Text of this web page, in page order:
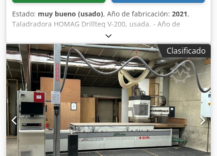
Estado: muy bueno (usado), Año de fabricación: 2021,
Taladradora HOMAG Drillteq V-200, usada. - Año de
fabricación: 2021 - Disponible de inmediato - En excelentes
condiciones - Las herramientas se pueden suministrar por
un cargo adicional. Credpfx Ahszdvuvs Esf Si tiene alguna
pregunta, no dude en ponerse en contacto con nosotros.
Clasificado